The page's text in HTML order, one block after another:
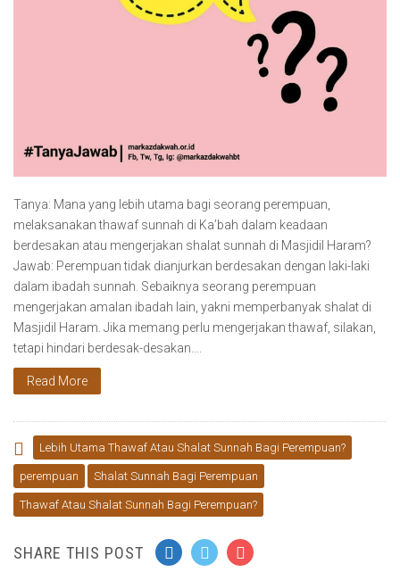
Tanya: Mana yang lebih utama bagi seorang perempuan,
melaksanakan thawaf sunnah di Ka’bah dalam keadaan
berdesakan atau mengerjakan shalat sunnah di Masjidil Haram?
Jawab: Perempuan tidak dianjurkan berdesakan dengan laki-laki
dalam ibadah sunnah. Sebaiknya seorang perempuan
mengerjakan amalan ibadah lain, yakni memperbanyak shalat di
Masjidil Haram. Jika memang perlu mengerjakan thawaf, silakan,
tetapi hindari berdesak-desakan….
Read More
Lebih Utama Thawaf Atau Shalat Sunnah Bagi Perempuan?
perempuan Shalat Sunnah Bagi Perempuan
Thawaf Atau Shalat Sunnah Bagi Perempuan?
SHARE THIS POST